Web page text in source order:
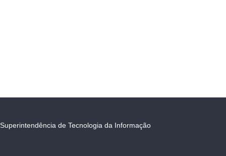
Superintendência de Tecnologia da Informação